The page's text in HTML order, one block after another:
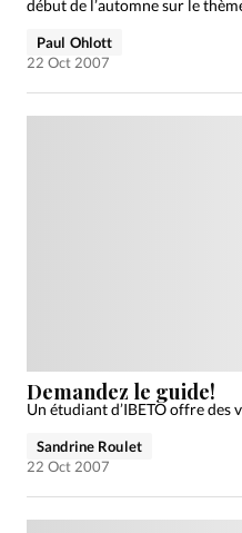
Tous les articles
Dossier
Eglises Foi
début de l’automne sur le
Paul Ohlott
22 Oct 2007
Demandez le guide!
Un étudiant d’IBETO offre des
Sandrine Roulet
22 Oct 2007